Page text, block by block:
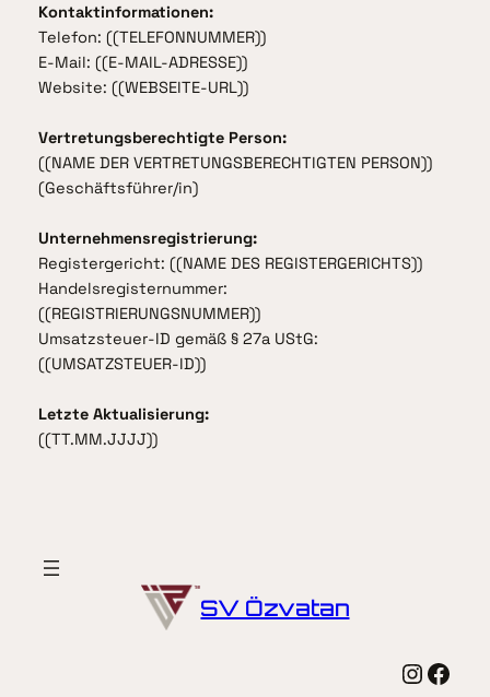
Kontaktinformationen:
Telefon: ((TELEFONNUMMER))
E-Mail: ((E-MAIL-ADRESSE))
Website: ((WEBSEITE-URL))
Vertretungsberechtigte Person:
((NAME DER VERTRETUNGSBERECHTIGTEN PERSON))
(Geschäftsführer/in)
Unternehmensregistrierung:
Registergericht: ((NAME DES REGISTERGERICHTS))
Handelsregisternummer:
((REGISTRIERUNGSNUMMER))
Umsatzsteuer-ID gemäß § 27a UStG:
((UMSATZSTEUER-ID))
Letzte Aktualisierung:
((TT.MM.JJJJ))
SV Özvatan
InstagramFacebook